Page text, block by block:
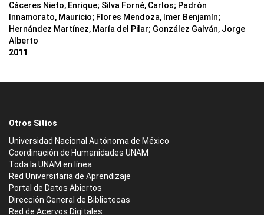
Cáceres Nieto, Enrique; Silva Forné, Carlos; Padrón
Innamorato, Mauricio; Flores Mendoza, Imer Benjamín;
Hernández Martínez, María del Pilar; González Galván, Jorge
Alberto
2011
Otros Sitios
Universidad Nacional Autónoma de México
Coordinación de Humanidades UNAM
Toda la UNAM en línea
Red Universitaria de Aprendizaje
Portal de Datos Abiertos
Dirección General de Bibliotecas
Red de Acervos Digitales